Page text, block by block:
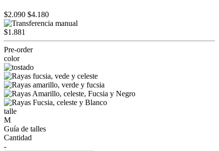
$2.090 $4.180
$1.881
Pre-order
color
talle
M
Guía de talles
Cantidad
-